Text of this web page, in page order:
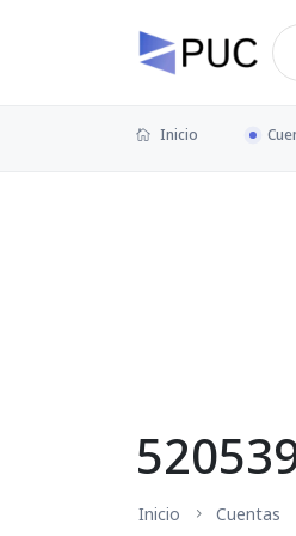
Inicio
Inicio Cuentas